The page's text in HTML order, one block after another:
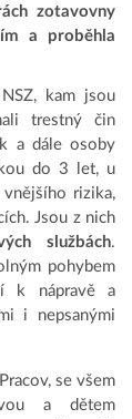
zotavovny
a proběhla
kam jsou
trestný čin
a dále osoby
do 3 let, u
rizika,
Jsou z nich
službách.
pohybem
k nápravě a
i nepsanými
se všem
a dětem